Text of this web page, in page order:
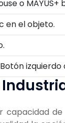
o MAYÚS+
en el objeto.
izquierdo
capacidad